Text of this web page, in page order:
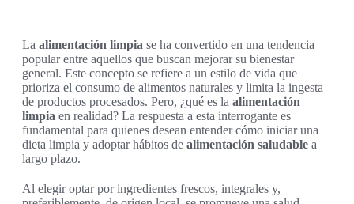
La alimentación limpia se ha convertido en una tendencia
popular entre aquellos que buscan mejorar su bienestar
general. Este concepto se refiere a un estilo de vida que
prioriza el consumo de alimentos naturales y limita la ingesta
de productos procesados. Pero, ¿qué es la alimentación
limpia en realidad? La respuesta a esta interrogante es
fundamental para quienes desean entender cómo iniciar una
dieta limpia y adoptar hábitos de alimentación saludable a
largo plazo.
Al elegir optar por ingredientes frescos, integrales y,